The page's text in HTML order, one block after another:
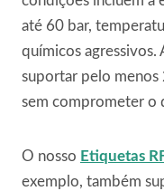
até 60 bar,
químicos agressivos.
suportar pelo menos
sem comprometer o
O nosso Etiquetas
exemplo, também